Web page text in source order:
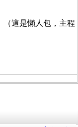
（這是懶人包，主程